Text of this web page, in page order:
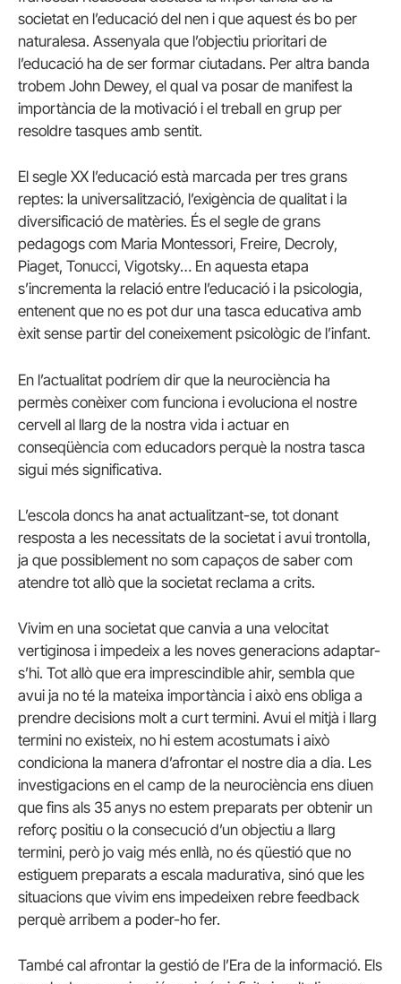
societat en l’educació del nen i que aquest és bo per
naturalesa. Assenyala que l’objectiu prioritari de
l’educació ha de ser formar ciutadans. Per altra banda
trobem John Dewey, el qual va posar de manifest la
importància de la motivació i el treball en grup per
resoldre tasques amb sentit.
El segle XX l’educació està marcada per tres grans
reptes: la universalització, l’exigència de qualitat i la
diversificació de matèries. És el segle de grans
pedagogs com Maria Montessori, Freire, Decroly,
Piaget, Tonucci, Vigotsky… En aquesta etapa
s’incrementa la relació entre l’educació i la psicologia,
entenent que no es pot dur una tasca educativa amb
èxit sense partir del coneixement psicològic de l’infant.
En l’actualitat podríem dir que la neurociència ha
permès conèixer com funciona i evoluciona el nostre
cervell al llarg de la nostra vida i actuar en
conseqüència com educadors perquè la nostra tasca
sigui més significativa.
L’escola doncs ha anat actualitzant-se, tot donant
resposta a les necessitats de la societat i avui trontolla,
ja que possiblement no som capaços de saber com
atendre tot allò que la societat reclama a crits.
Vivim en una societat que canvia a una velocitat
vertiginosa i impedeix a les noves generacions adaptar-
s’hi. Tot allò que era imprescindible ahir, sembla que
avui ja no té la mateixa importància i això ens obliga a
prendre decisions molt a curt termini. Avui el mitjà i llarg
termini no existeix, no hi estem acostumats i això
condiciona la manera d’afrontar el nostre dia a dia. Les
investigacions en el camp de la neurociència ens diuen
que fins als 35 anys no estem preparats per obtenir un
reforç positiu o la consecució d’un objectiu a llarg
termini, però jo vaig més enllà, no és qüestió que no
estiguem preparats a escala madurativa, sinó que les
situacions que vivim ens impedeixen rebre feedback
perquè arribem a poder-ho fer.
També cal afrontar la gestió de l’Era de la informació. Els